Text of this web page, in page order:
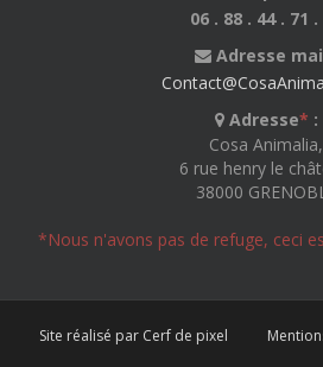
06 . 88 . 44 . 71 .
Adresse
Adresse* :
Cosa Animalia,
6 rue henry le
38000
*Nous n'avons pas de refuge, ceci
Site réalisé par Cerf de pixel